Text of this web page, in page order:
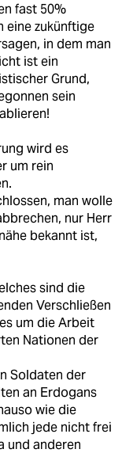
fast 50%
eine zukünftige
in dem man
ist ein
Grund,
sein
wird es
um rein
man wolle
nur Herr
bekannt ist,
sind die
Verschließen
um die Arbeit
Nationen der
Soldaten der
an Erdogans
wie die
jede nicht frei
und anderen